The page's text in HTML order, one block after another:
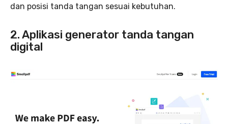
dan posisi tanda tangan sesuai kebutuhan.
2. Aplikasi generator tanda tangan
digital